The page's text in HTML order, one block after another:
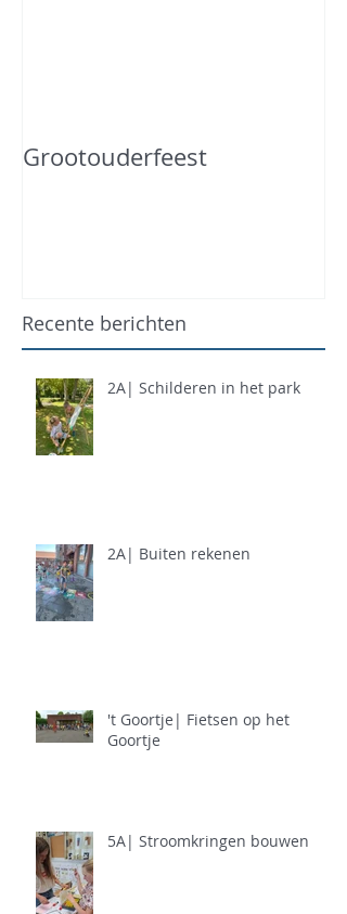
Grootouderfeest
Recente berichten
2A| Schilderen in het park
2A| Buiten rekenen
't Goortje| Fietsen op het
Goortje
5A| Stroomkringen bouwen